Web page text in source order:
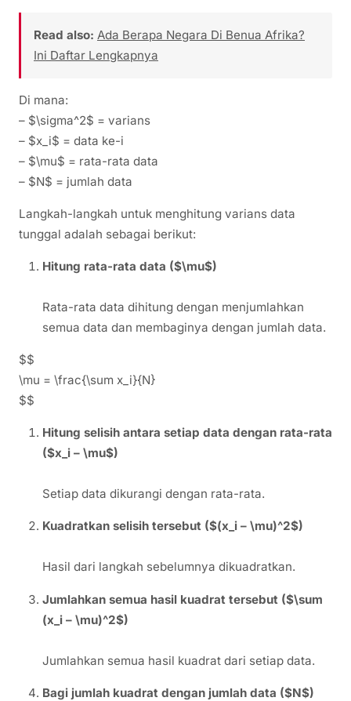
Read also: Ada Berapa Negara Di Benua Afrika?
Ini Daftar Lengkapnya
Di mana:
– $\sigma^2$ = varians
– $x_i$ = data ke-i
– $\mu$ = rata-rata data
– $N$ = jumlah data
Langkah-langkah untuk menghitung varians data
tunggal adalah sebagai berikut:
Hitung rata-rata data ($\mu$)
Rata-rata data dihitung dengan menjumlahkan
semua data dan membaginya dengan jumlah data.
$$
\mu = \frac{\sum x_i}{N}
$$
Hitung selisih antara setiap data dengan rata-rata
($x_i – \mu$)
Setiap data dikurangi dengan rata-rata.
Kuadratkan selisih tersebut ($(x_i – \mu)^2$)
Hasil dari langkah sebelumnya dikuadratkan.
Jumlahkan semua hasil kuadrat tersebut ($\sum
(x_i – \mu)^2$)
Jumlahkan semua hasil kuadrat dari setiap data.
Bagi jumlah kuadrat dengan jumlah data ($N$)